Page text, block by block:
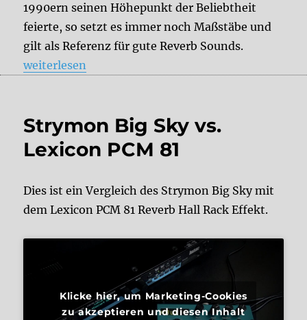
1990ern seinen Höhepunkt der Beliebtheit
feierte, so setzt es immer noch Maßstäbe und
gilt als Referenz für gute Reverb Sounds.
„Welchen Effekt brauche ich? Das Lexicon PCM 81
weiterlesen
Strymon Big Sky vs.
Lexicon PCM 81
Dies ist ein Vergleich des Strymon Big Sky mit
dem Lexicon PCM 81 Reverb Hall Rack Effekt.
Klicke hier, um Marketing-Cookies
zu akzeptieren und diesen Inhalt